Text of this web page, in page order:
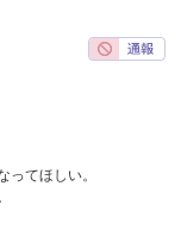
ってほしい。